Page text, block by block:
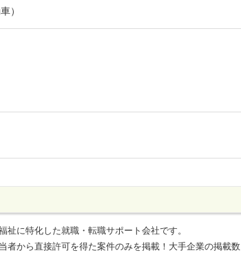
）
に特化した就職・転職サポート会社です。
者から直接許可を得た案件のみを掲載！大手企業の掲載数